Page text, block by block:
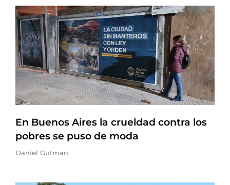
En Buenos Aires la crueldad contra los
pobres se puso de moda
Daniel Gutman